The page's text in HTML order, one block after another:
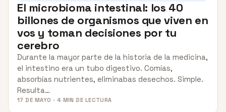
El microbioma intestinal: los 40
billones de organismos que viven en
vos y toman decisiones por tu
cerebro
Durante la mayor parte de la historia de la medicina,
el intestino era un tubo digestivo. Comías,
absorbías nutrientes, eliminabas desechos. Simple.
Resulta…
17 DE MAYO · 4 MIN DE LECTURA